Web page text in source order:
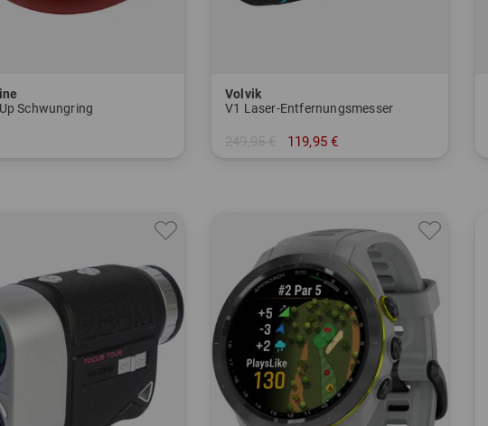
Schwungring
Volvik
V1 Laser-Entfernungsmesser
249,95 € 119,95 €